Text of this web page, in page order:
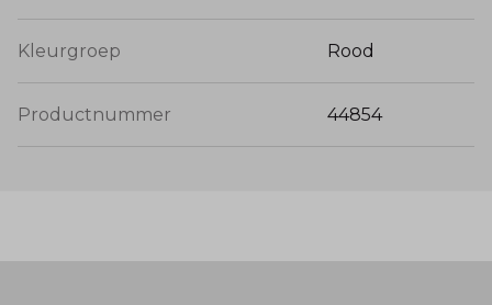
Kleurgroep Rood
Productnummer 44854